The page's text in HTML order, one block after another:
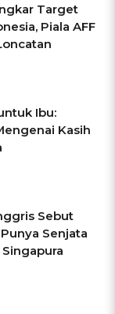
Target
Piala AFF
Ibu:
Kasih
Sebut
Senjata